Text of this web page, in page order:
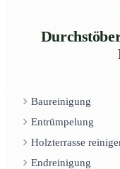
Baureinigung
Entrümpelung
Holzterrasse
Endreinigung